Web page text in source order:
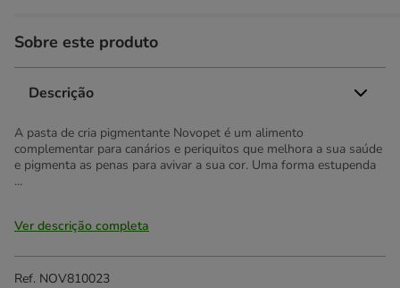
Sobre este produto
Descrição
A pasta de cria pigmentante Novopet é um alimento
complementar para canários e periquitos que melhora a sua saúde
e pigmenta as penas para avivar a sua cor. Uma forma estupenda
...
Ver descrição completa
Ref. NOV810023